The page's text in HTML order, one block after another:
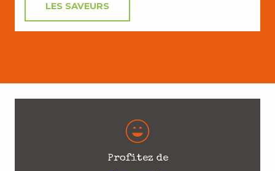
LES SAVEURS
Profitez de